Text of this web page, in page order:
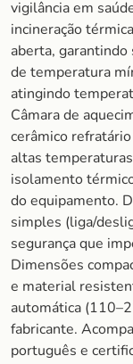
vigilância em
incineração
aberta, garantindo
de temperatura
atingindo
Câmara de
cerâmico
altas
isolamento
do equipamento.
simples (liga/
segurança que
Dimensões
e material
automática
fabricante.
português e